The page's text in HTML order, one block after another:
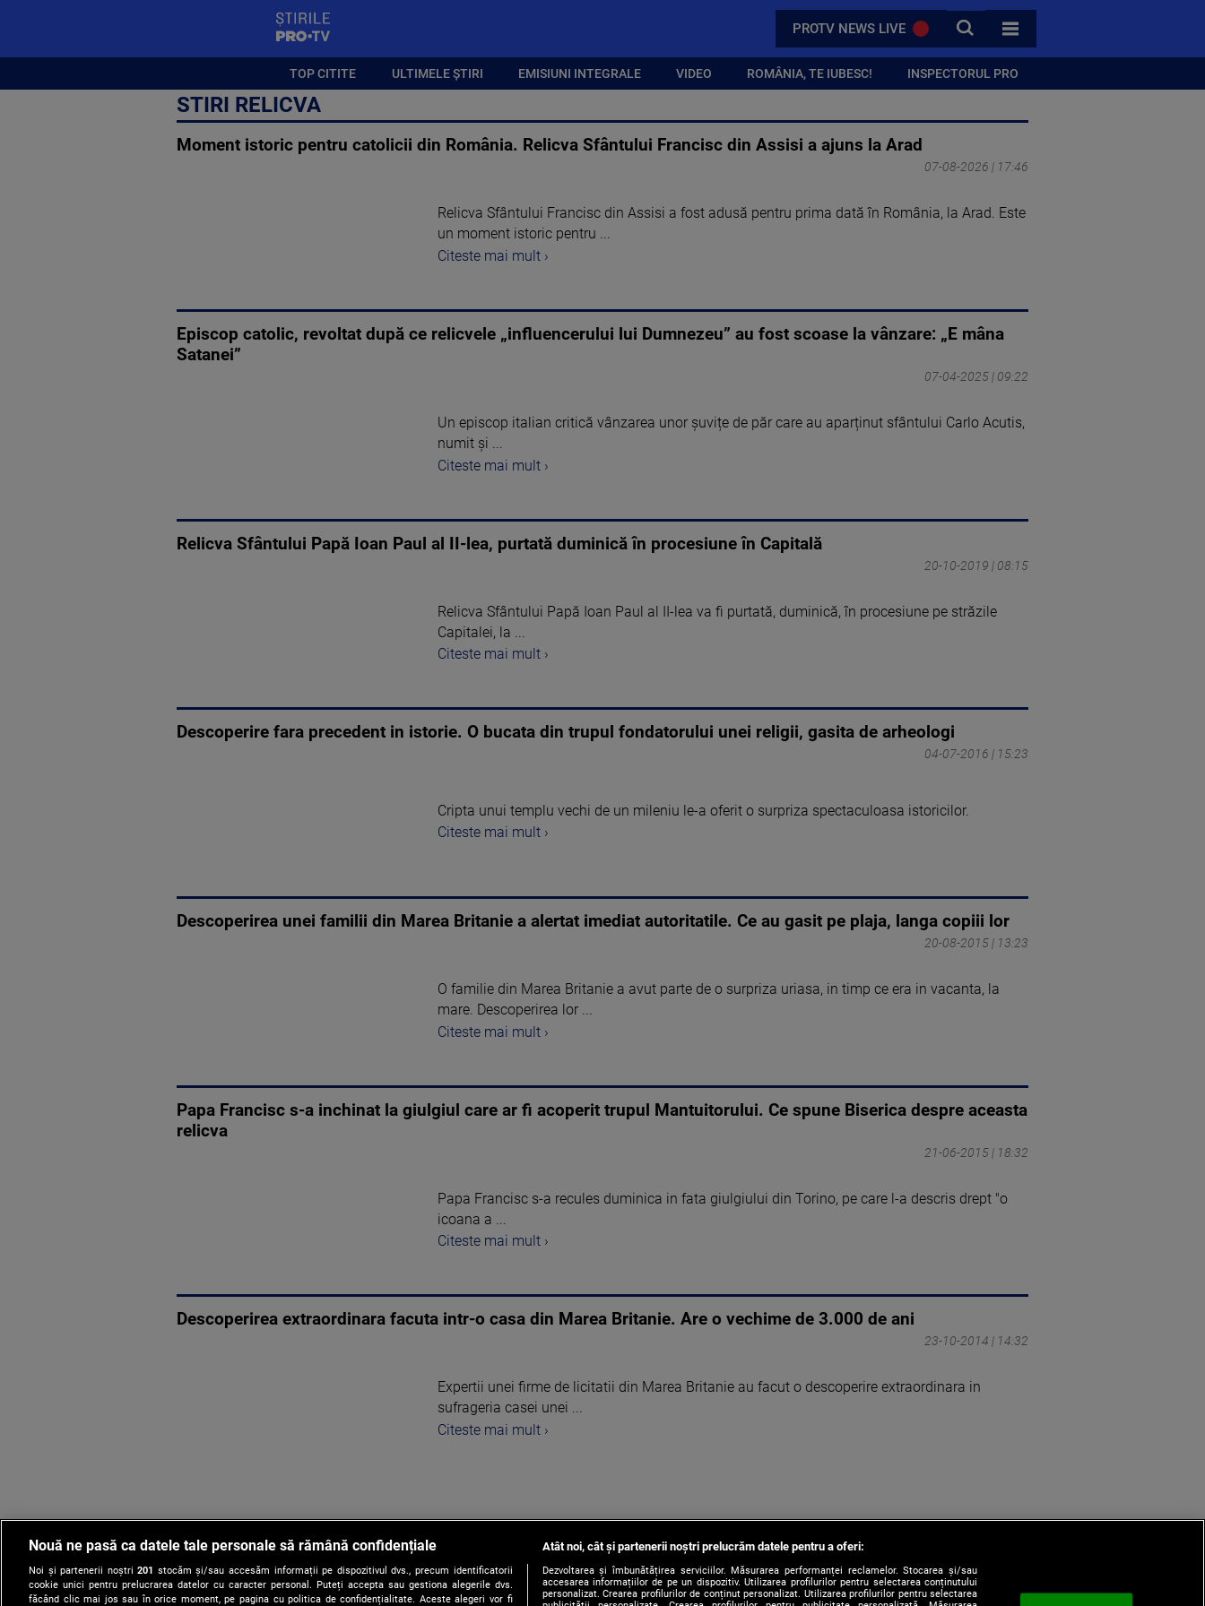
PROTV NEWS LIVE CAUTA
TOATE CATEGORIILE
TOP CITITE ULTIMELE ȘTIRI EMISIUNI INTEGRALE VIDEO ROMÂNIA, TE IUBESC! INSPECTORUL PRO
STIRI RELICVA
Moment istoric pentru catolicii din România. Relicva Sfântului Francisc din Assisi a ajuns la Arad
07-08-2026 | 17:46
Relicva Sfântului Francisc din Assisi a fost adusă pentru prima dată în România, la Arad. Este
un moment istoric pentru ...
Citeste mai mult ›
Episcop catolic, revoltat după ce relicvele „influencerului lui Dumnezeu” au fost scoase la vânzare: „E mâna
Satanei”
07-04-2025 | 09:22
Un episcop italian critică vânzarea unor șuvițe de păr care au aparținut sfântului Carlo Acutis,
numit și ...
Citeste mai mult ›
Relicva Sfântului Papă Ioan Paul al II-lea, purtată duminică în procesiune în Capitală
20-10-2019 | 08:15
Relicva Sfântului Papă Ioan Paul al II-lea va fi purtată, duminică, în procesiune pe străzile
Capitalei, la ...
Citeste mai mult ›
Descoperire fara precedent in istorie. O bucata din trupul fondatorului unei religii, gasita de arheologi
04-07-2016 | 15:23
Cripta unui templu vechi de un mileniu le-a oferit o surpriza spectaculoasa istoricilor.
Citeste mai mult ›
Descoperirea unei familii din Marea Britanie a alertat imediat autoritatile. Ce au gasit pe plaja, langa copiii lor
20-08-2015 | 13:23
O familie din Marea Britanie a avut parte de o surpriza uriasa, in timp ce era in vacanta, la
mare. Descoperirea lor ...
Citeste mai mult ›
Papa Francisc s-a inchinat la giulgiul care ar fi acoperit trupul Mantuitorului. Ce spune Biserica despre aceasta
relicva
21-06-2015 | 18:32
Papa Francisc s-a recules duminica in fata giulgiului din Torino, pe care l-a descris drept "o
icoana a ...
Citeste mai mult ›
Descoperirea extraordinara facuta intr-o casa din Marea Britanie. Are o vechime de 3.000 de ani
23-10-2014 | 14:32
Expertii unei firme de licitatii din Marea Britanie au facut o descoperire extraordinara in
sufrageria casei unei ...
Citeste mai mult ›
1
Nouă ne pasă ca datele tale personale să rămână confidențiale
Noi și partenerii noștri201 stocăm și/sau accesăm informații pe dispozitivul dvs., precum identificatorii
cookie unici pentru prelucrarea datelor cu caracter personal. Puteți accepta sau gestiona alegerile dvs.
făcând clic mai jos sau în orice moment, pe pagina cu politica de confidențialitate. Aceste alegeri vor fi
Atât noi, cât și partenerii noștri prelucrăm datele pentru a oferi:
Dezvoltarea și îmbunătățirea serviciilor. Măsurarea performanței reclamelor. Stocarea și/sau
accesarea informațiilor de pe un dispozitiv. Utilizarea profilurilor pentru selectarea conținutului
personalizat. Crearea profilurilor de conținut personalizat. Utilizarea profilurilor pentru selectarea